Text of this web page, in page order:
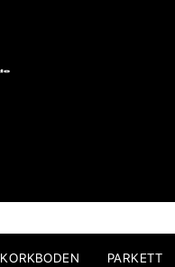
KORKBODEN PARKETT